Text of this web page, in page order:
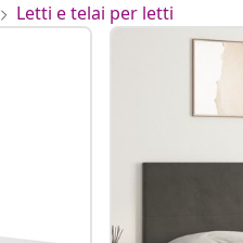
Letti e telai per letti